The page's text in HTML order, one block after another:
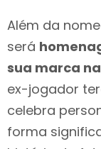
Além da
será
sua marca
ex-jogador
celebra
forma